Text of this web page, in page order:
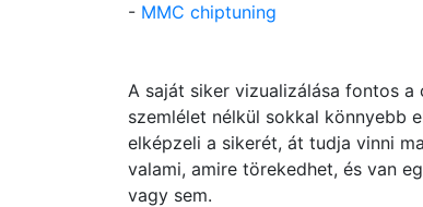
- MMC chiptuning
A saját siker vizualizálása fontos a
szemlélet nélkül sokkal könnyebb
elképzeli a sikerét, át tudja vinni
valami, amire törekedhet, és van
vagy sem.